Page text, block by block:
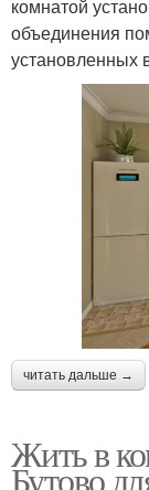
комнатой
объединения
установленных
читать дальше →
Жить в
Бутово